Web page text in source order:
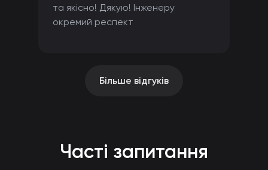
та якісно! Дякую! Інженеру
окремий респект
Більше відгуків
Часті запитання